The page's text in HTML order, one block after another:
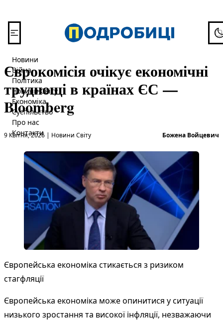
Новини
Війна
Політика
Новини Світу
Економіка
Суспільство
Про нас
Контакти
Єврокомісія очікує економічні
труднощі в країнах ЄС —
Bloomberg
9 Квітня, 2026 |
Опубліковано вНовини Світу Божена Войцевич
Європейська економіка стикається з ризиком
стагфляції
Європейська економіка може опинитися у ситуації
низького зростання та високої інфляції, незважаючи